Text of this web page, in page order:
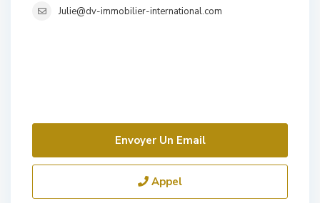
Julie@dv-immobilier-international.com
Envoyer Un Email
Appel